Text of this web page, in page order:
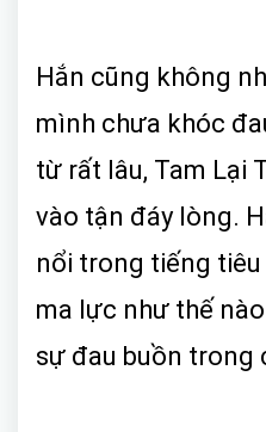
Hắn cũng không
mình chưa khóc
từ rất lâu, Tam Lại
vào tận đáy lòng.
nổi trong tiếng
ma lực như thế
sự đau buồn trong